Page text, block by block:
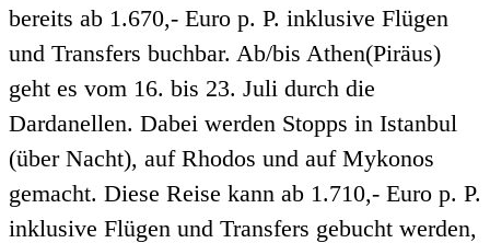
bereits ab 1.670,- Euro p. P. inklusive Flügen
und Transfers buchbar. Ab/bis Athen(Piräus)
geht es vom 16. bis 23. Juli durch die
Dardanellen. Dabei werden Stopps in Istanbul
(über Nacht), auf Rhodos und auf Mykonos
gemacht. Diese Reise kann ab 1.710,- Euro p. P.
inklusive Flügen und Transfers gebucht werden,